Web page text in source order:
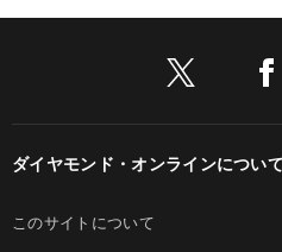
ダイヤモンド・オンラインについて
このサイトについて